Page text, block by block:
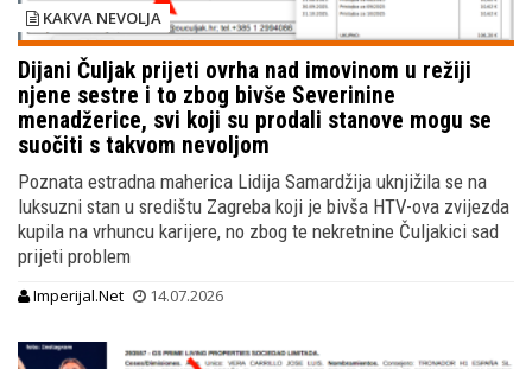
KAKVA NEVOLJA
Dijani Čuljak prijeti ovrha nad imovinom u režiji
njene sestre i to zbog bivše Severinine
menadžerice, svi koji su prodali stanove mogu se
suočiti s takvom nevoljom
Poznata estradna maherica Lidija Samardžija uknjižila se na
luksuzni stan u središtu Zagreba koji je bivša HTV-ova zvijezda
kupila na vrhuncu karijere, no zbog te nekretnine Čuljakici sad
prijeti problem
Imperijal.Net 14.07.2026